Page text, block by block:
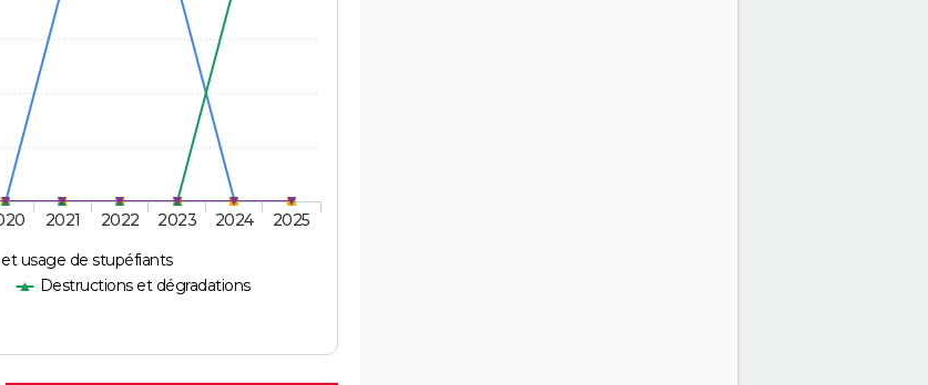
et usage de stupéfiants
Destructions et dégradations
2021 2022 2023 2024 2025